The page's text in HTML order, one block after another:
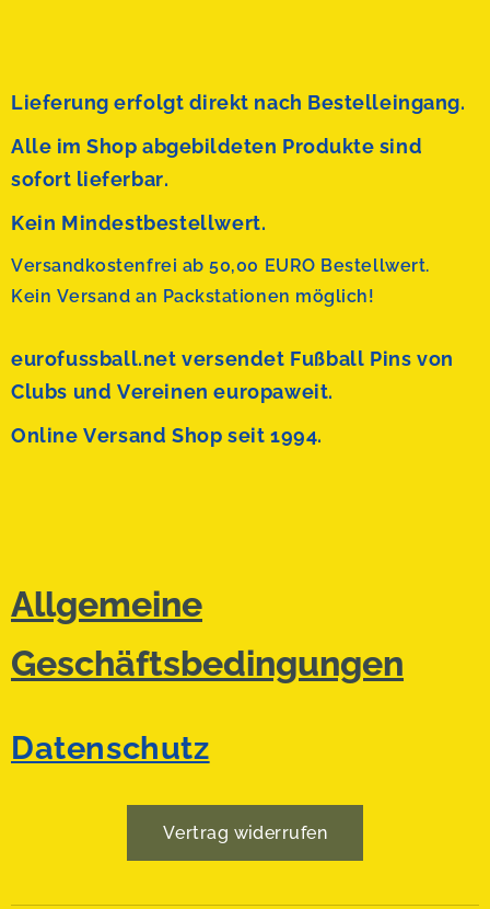
Lieferung erfolgt direkt nach Bestelleingang.
Alle im Shop abgebildeten Produkte sind
sofort lieferbar.
Kein Mindestbestellwert.
Versandkostenfrei ab 50,00 EURO Bestellwert.
Kein Versand an Packstationen möglich!
eurofussball.net versendet Fußball Pins von
Clubs und Vereinen europaweit.
Online Versand Shop seit 1994.
Allgemeine
Geschäftsbedingungen
Datenschutz
Vertrag widerrufen